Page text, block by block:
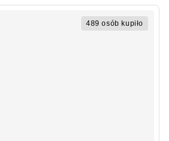
489 osób kupiło